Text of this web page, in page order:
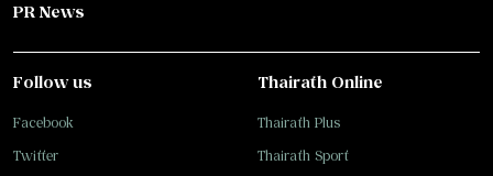
PR News
Follow us
Facebook
Twitter
Thairath Online
Thairath Plus
Thairath Sport